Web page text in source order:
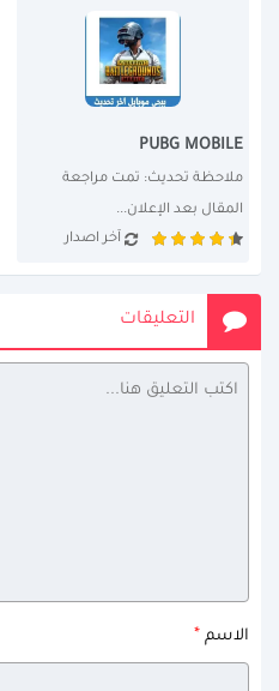
PUBG MOBILE
المقال بعد الإعلان...
آخر اصدار
التعليقات
الاسم *